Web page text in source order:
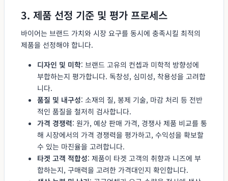
3. 제품 선정 기준 및 평가 프로세스
바이어는 브랜드 가치와 시장 요구를 동시에 충족시킬 최적의
제품을 선정해야 합니다.
디자인 및 미학: 브랜드 고유의 컨셉과 미학적 방향성에
부합하는지 평가합니다. 독창성, 심미성, 착용성을 고려합
니다.
품질 및 내구성: 소재의 질, 봉제 기술, 마감 처리 등 전반
적인 품질을 철저히 검사합니다.
가격 경쟁력: 원가, 예상 판매 가격, 경쟁사 제품 비교를 통
해 시장에서의 가격 경쟁력을 평가하고, 수익성을 확보할
수 있는 마진율을 고려합니다.
타겟 고객 적합성: 제품이 타겟 고객의 취향과 니즈에 부
합하는지, 구매력을 고려한 가격대인지 확인합니다.